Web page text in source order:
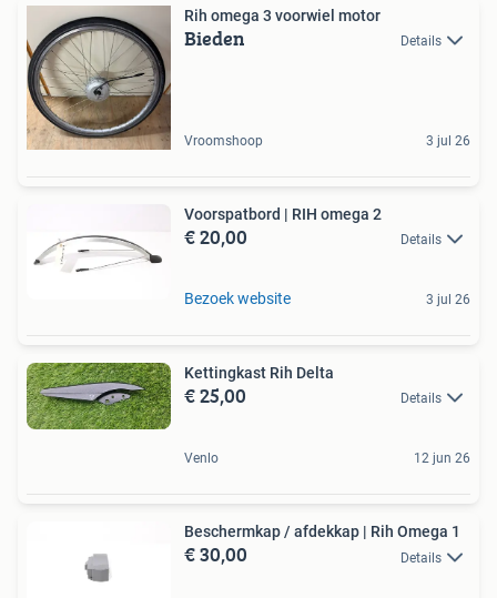
Rih omega 3 voorwiel motor
Bieden Details
Vroomshoop 3 jul 26
Voorspatbord | RIH omega 2
€ 20,00 Details
Bezoek website 3 jul 26
Kettingkast Rih Delta
€ 25,00 Details
Venlo 12 jun 26
Beschermkap / afdekkap | Rih Omega 1
€ 30,00 Details